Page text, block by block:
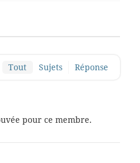
Tout Sujets Réponse
pour ce membre.